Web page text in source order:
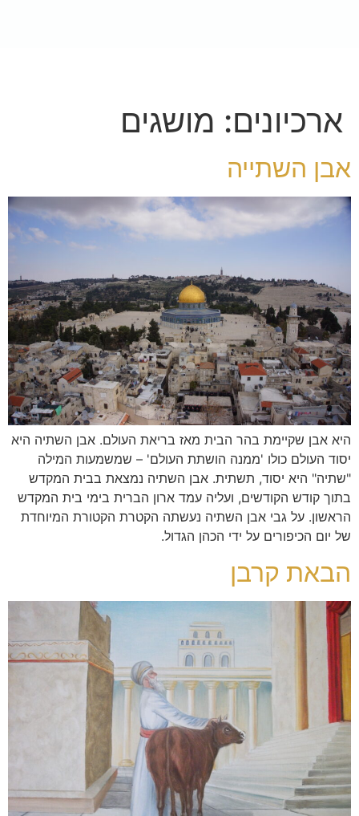
ארכיונים: מושגים
אבן השתייה
היא אבן שקיימת בהר הבית מאז בריאת העולם. אבן השתיה היא
יסוד העולם כולו 'ממנה הושתת העולם' – שמשמעות המילה
"שתיה" היא יסוד, תשתית. אבן השתיה נמצאת בבית המקדש
בתוך קודש הקודשים, ועליה עמד ארון הברית בימי בית המקדש
הראשון. על גבי אבן השתיה נעשתה הקטרת הקטורת המיוחדת
של יום הכיפורים על ידי הכהן הגדול.
הבאת קרבן